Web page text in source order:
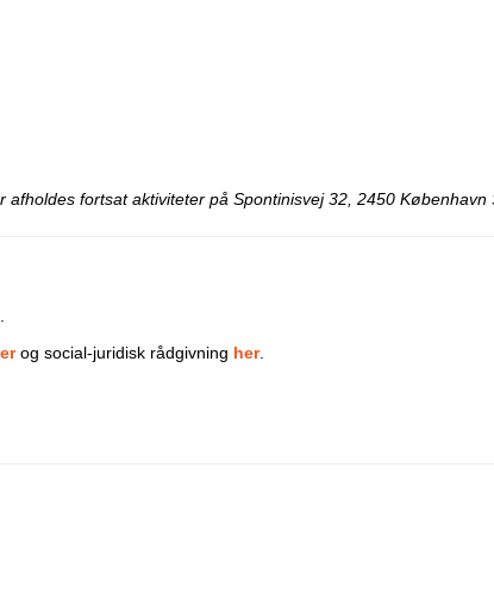
fortsat aktiviteter på Spontinisvej 32, 2450 København
og social-juridisk rådgivning her.